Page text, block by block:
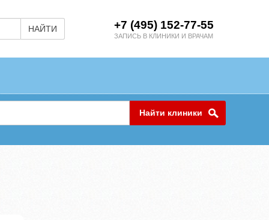
НАЙТИ +7 (495) 152-77-55
ЗАПИСЬ В КЛИНИКИ И ВРАЧАМ
Найти клиники